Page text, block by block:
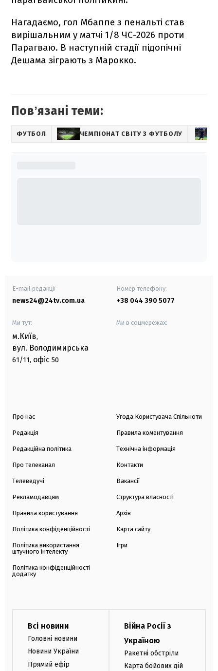
Нагадаємо, гол Мбаппе з пенальті став
вирішальним у матчі 1/8 ЧС-2026 проти
Парагваю. В наступній стадії підопічні
Дешама зіграють з Марокко.
Повʼязані теми:
ФУТБОЛ ЧЕМПІОНАТ СВІТУ З ФУТБОЛУ
E-mail редакції
news24@24tv.com.ua
Номер телефону:
+38 044 390 5077
Ми тут:
м.Київ,
вул. Володимирська
61/11, офіс 50
Ми в соцмережах:
Про нас
Редакція
Редакційна політика
Про телеканал
Телеведучі
Рекламодавцям
Правила користування
Політика конфіденційності
Політика використання
штучного інтелекту
Політика конфіденційності
додатку
Угода Користувача Спільноти
Правила коментування
Технічна інформація
Контакти
Вакансії
Структура власності
Архів
Карта сайту
Ігри
Всі новини
Головні новини
Новини України
Прямий ефір
Війна Росії з
Україною
Ракетні обстріли
Карта бойових дій